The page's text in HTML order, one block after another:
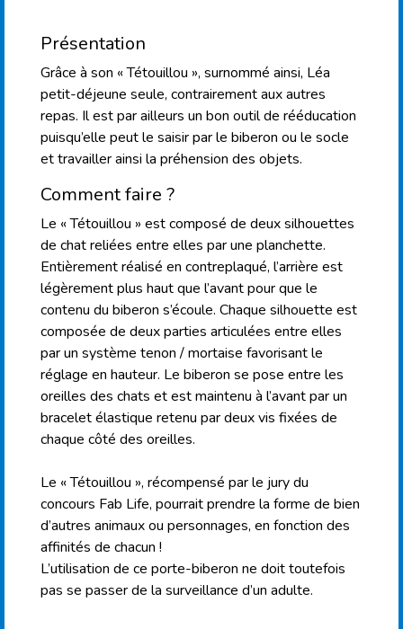
Présentation
Grâce à son « Tétouillou », surnommé ainsi, Léa
petit-déjeune seule, contrairement aux autres
repas. Il est par ailleurs un bon outil de rééducation
puisqu’elle peut le saisir par le biberon ou le socle
et travailler ainsi la préhension des objets.
Comment faire ?
Le « Tétouillou » est composé de deux silhouettes
de chat reliées entre elles par une planchette.
Entièrement réalisé en contreplaqué, l’arrière est
légèrement plus haut que l’avant pour que le
contenu du biberon s’écoule. Chaque silhouette est
composée de deux parties articulées entre elles
par un système tenon / mortaise favorisant le
réglage en hauteur. Le biberon se pose entre les
oreilles des chats et est maintenu à l’avant par un
bracelet élastique retenu par deux vis fixées de
chaque côté des oreilles.
Le « Tétouillou », récompensé par le jury du
concours Fab Life, pourrait prendre la forme de bien
d’autres animaux ou personnages, en fonction des
affinités de chacun !
L’utilisation de ce porte-biberon ne doit toutefois
pas se passer de la surveillance d’un adulte.